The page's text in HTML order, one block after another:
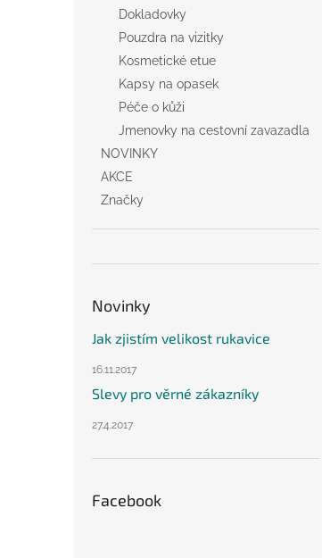
Dokladovky
Pouzdra na vizitky
Kosmetické etue
Kapsy na opasek
Péče o kůži
Jmenovky na cestovní zavazadla
NOVINKY
AKCE
Značky
Novinky
Jak zjistím velikost rukavice
16.11.2017
Slevy pro věrné zákazníky
27.4.2017
Facebook